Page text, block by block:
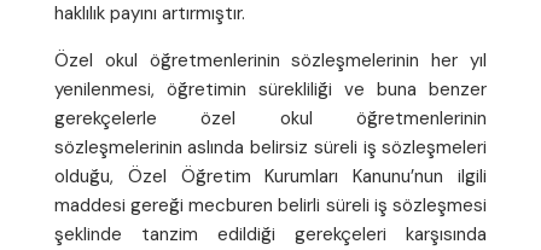
haklılık payını artırmıştır.
Özel okul öğretmenlerinin sözleşmelerinin her yıl
yenilenmesi, öğretimin sürekliliği ve buna benzer
gerekçelerle özel okul öğretmenlerinin
sözleşmelerinin aslında belirsiz süreli iş sözleşmeleri
olduğu, Özel Öğretim Kurumları Kanunu’nun ilgili
maddesi gereği mecburen belirli süreli iş sözleşmesi
şeklinde tanzim edildiği gerekçeleri karşısında